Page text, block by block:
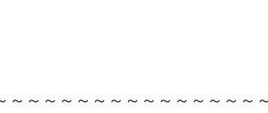
～～～～～～～～～～～～～～～